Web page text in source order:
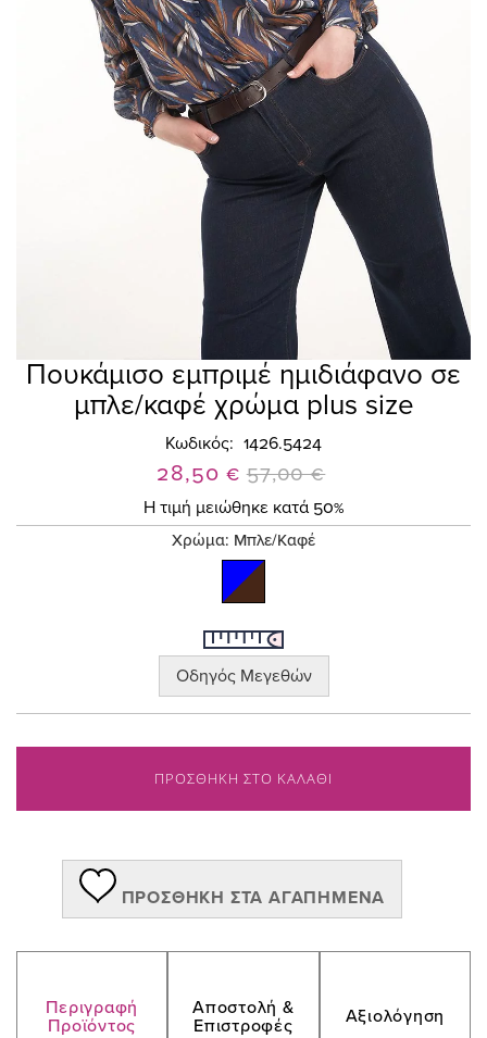
Πουκάμισο εμπριμέ ημιδιάφανο σε
μπλε/καφέ χρώμα plus size
Κωδικός 1426.5424
Ειδική
Τιμή
28,50 € 57,00 €
Η τιμή μειώθηκε κατά 50%
Χρώμα: Μπλε/Καφέ
Οδηγός Μεγεθών
ΠΡΟΣΘΗΚΗ ΣΤΟ ΚΑΛΑΘΙ
ΠΡΟΣΘΉΚΗ ΣΤΑ ΑΓΑΠΗΜΈΝΑ
Περιγραφή
Προϊόντος
Αποστολή &
Επιστροφές
Αξιολόγηση
Skip